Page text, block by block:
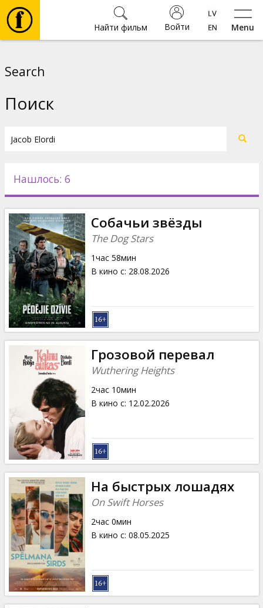
Menu
Войти
Найти фильм
Новости
Подарки
Кинозакуски
B2B
Клуб
Search
Поиск
Нашлось: 6
Собачьи звёзды
The Dog Stars
1час 58мин
В кино с: 28.08.2026
Грозовой перевал
Wuthering Heights
2час 10мин
В кино с: 12.02.2026
На быстрых лошадях
On Swift Horses
2час 0мин
В кино с: 08.05.2025